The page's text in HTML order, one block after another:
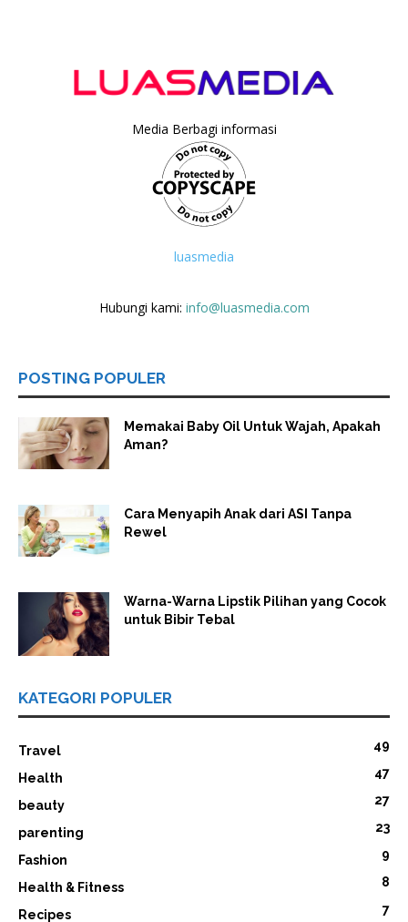
Media Berbagi informasi
luasmedia
Hubungi kami: info@luasmedia.com
POSTING POPULER
Memakai Baby Oil Untuk Wajah, Apakah
Aman?
Cara Menyapih Anak dari ASI Tanpa
Rewel
Warna-Warna Lipstik Pilihan yang Cocok
untuk Bibir Tebal
KATEGORI POPULER
Travel 49
Health 47
beauty 27
parenting 23
Fashion 9
Health & Fitness 8
Recipes 7